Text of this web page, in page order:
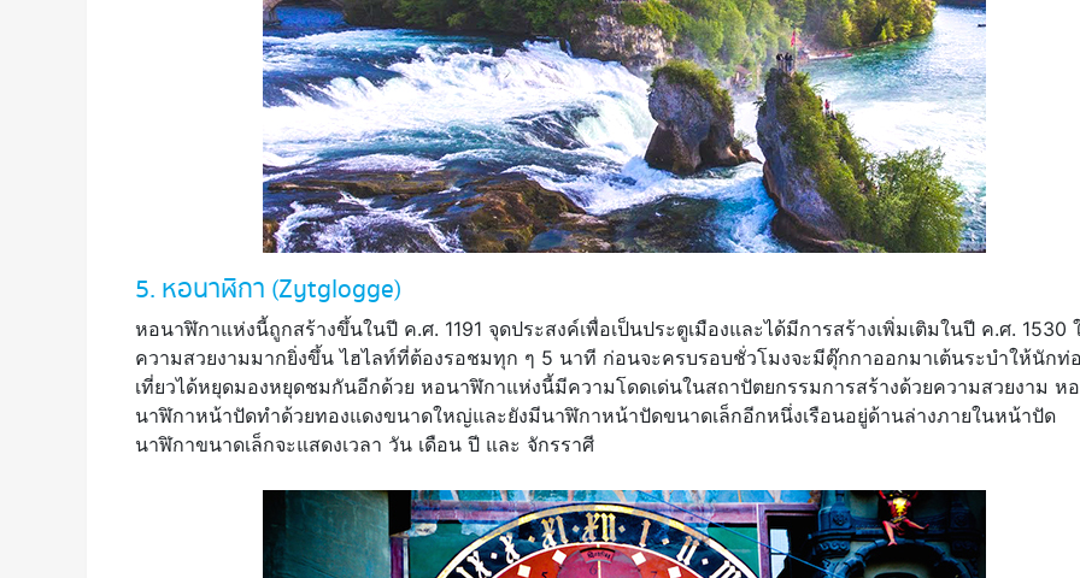
5. หอนาฬิกา (Zytglogge)
หอนาฬิกาแห่งนี้ถูกสร้างขึ้นในปี ค.ศ. 1191 จุดประสงค์เพื่อเป็นประตูเมืองและได้มีการสร้างเพิ่มเติมในปี ค.ศ. 1530
ความสวยงามมากยิ่งขึ้น ไฮไลท์ที่ต้องรอชมทุก ๆ 5 นาที ก่อนจะครบรอบชั่วโมงจะมีตุ๊กกาออกมาเต้นระบำให้นักท่
เที่ยวได้หยุดมองหยุดชมกันอีกด้วย หอนาฬิกาแห่งนี้มีความโดดเด่นในสถาปัตยกรรมการสร้างด้วยความสวยงาม หอ
นาฬิกาหน้าปัดทำด้วยทองแดงขนาดใหญ่และยังมีนาฬิกาหน้าปัดขนาดเล็กอีกหนึ่งเรือนอยู่ด้านล่างภายในหน้าปัด
นาฬิกาขนาดเล็กจะแสดงเวลา วัน เดือน ปี และ จักรราศี